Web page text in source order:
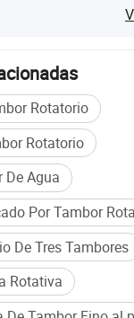
tambor rotativo
de montaje,
un dispositivo de
Rotatorio
Rotatorio
De Agua
Por Tambor
De Tres Tambores
Rotativa